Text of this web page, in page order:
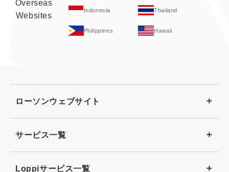
Overseas
Websites
Indonesia Thailand
Philippines Hawaii
ローソンウェブサイト
サービス一覧
Loppiサービス一覧